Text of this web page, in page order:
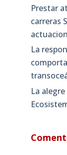
Prestar
carreras
La
La